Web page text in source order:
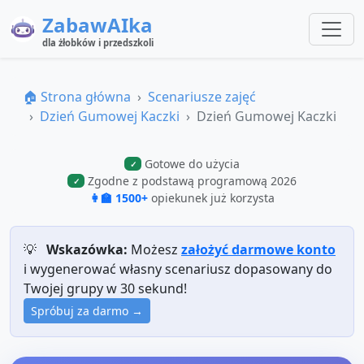
ZabawAIka
dla żłobków i przedszkoli
🏠 Strona główna
Scenariusze zajęć
Dzień Gumowej Kaczki
Dzień Gumowej Kaczki
✓ Gotowe do użycia
✓
Zgodne z podstawą programową 2026
👩‍🏫 1500+ opiekunek już korzysta
💡 Wskazówka: Możesz założyć darmowe konto
i wygenerować własny scenariusz dopasowany do
Twojej grupy w 30 sekund!
Spróbuj za darmo →